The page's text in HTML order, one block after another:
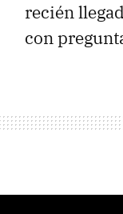
recién
con